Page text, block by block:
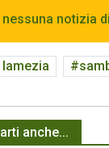
notizia
anche...